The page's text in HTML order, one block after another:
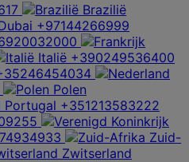
Brazilië
+97144266999
Italië +390249536400
Polen
Portugal +351213583222
Zuid-
Zwitserland